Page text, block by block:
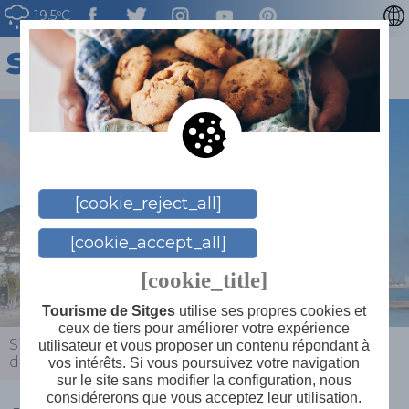
19.5ºC
CATALÀ
ENGLISH
ESPAÑOL
Sitges > Actualités > Agenda > Vignobles en bord
de mer
[cookie_reject_all]
[cookie_accept_all]
[cookie_title]
Tourisme de Sitges utilise ses propres cookies et
ceux de tiers pour améliorer votre expérience
utilisateur et vous proposer un contenu répondant à
vos intérêts. Si vous poursuivez votre navigation
sur le site sans modifier la configuration, nous
considérerons que vous acceptez leur utilisation.